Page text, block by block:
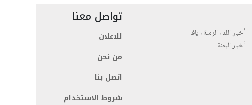
أخبار اللد ، الرملة ، يافا
أخبار البعنة
تواصل معنا
للاعلان
من نحن
اتصل بنا
شروط الاستخدام